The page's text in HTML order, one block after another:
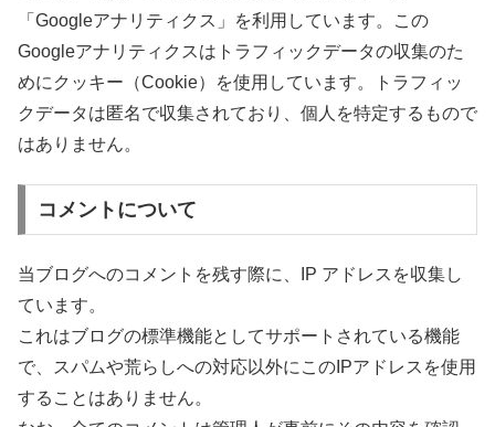
「Googleアナリティクス」を利用しています。この
Googleアナリティクスはトラフィックデータの収集のた
めにクッキー（Cookie）を使用しています。トラフィッ
クデータは匿名で収集されており、個人を特定するもので
はありません。
コメントについて
当ブログへのコメントを残す際に、IP アドレスを収集し
ています。
これはブログの標準機能としてサポートされている機能
で、スパムや荒らしへの対応以外にこのIPアドレスを使用
することはありません。